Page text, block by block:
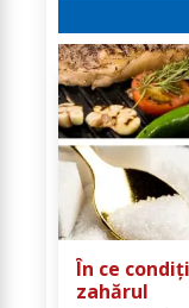
În ce
zahărul